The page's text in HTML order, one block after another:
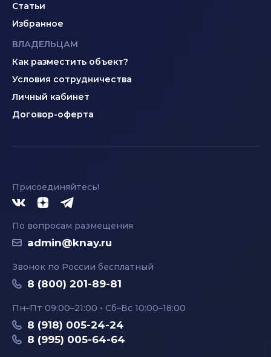
Статьи
Избранное
ВЛАДЕЛЬЦАМ
Как разместить объект?
Условия сотрудничества
Личный кабинет
Договор-оферта
Присоединяйтесь!
По вопросам размещения
admin@knay.ru
Звонок по России бесплатный
8 (800) 201-89-81
Пн–Пт 09:00–21:00 • Сб–Вс 10:00–18:00
8 (918) 005-24-24
8 (995) 005-64-64